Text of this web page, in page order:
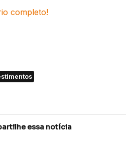
completo!
essa notícia